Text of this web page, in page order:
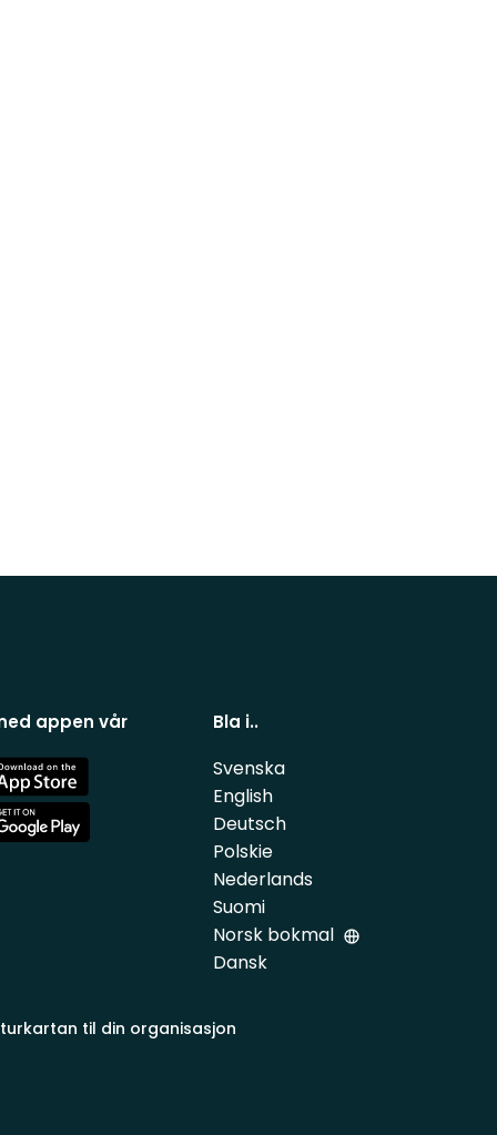
appen vår Bla i..
Svenska
English
Deutsch
Polskie
Nederlands
Suomi
Norsk bokmal
Dansk
til din organisasjon